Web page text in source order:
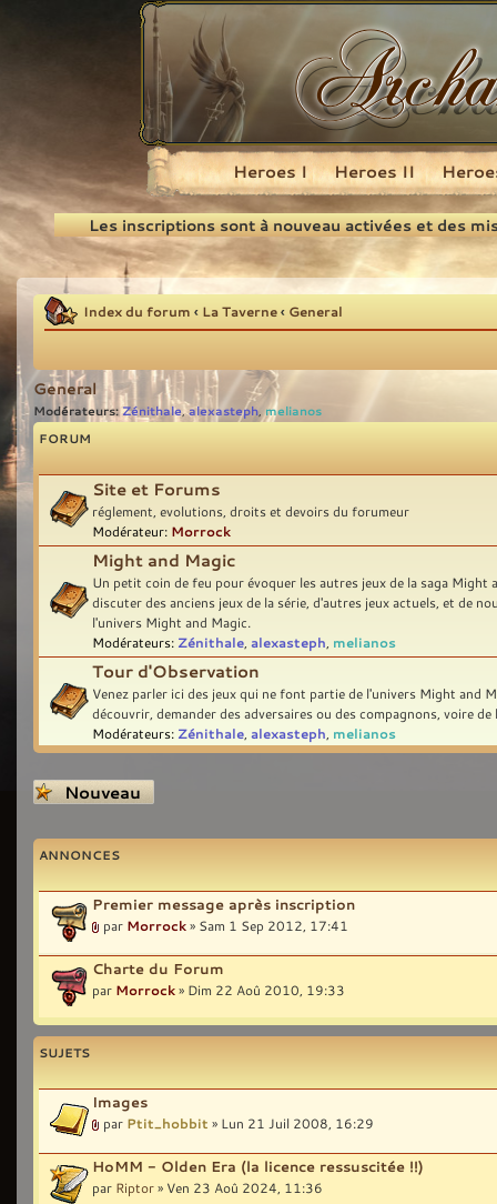
Recherche
Heroes I Heroes II
Les inscriptions sont à nouveau activées et des
Index du forum ‹ La Taverne‹ General
General
Modérateurs: Zénithale,alexasteph, melianos
FORUM
Site et Forums
réglement, evolutions, droits et devoirs du forumeur
Modérateur: Morrock
Might and Magic
Un petit coin de feu pour évoquer les autres jeux de la saga Might
discuter des anciens jeux de la série, d'autres jeux actuels, et de
l'univers Might and Magic.
Modérateurs: Zénithale alexasteph melianos
Tour d'Observation
Venez parler ici des jeux qui ne font partie de l'univers Might and
découvrir, demander des adversaires ou des compagnons, voire de
Modérateurs: Zénithale alexasteph melianos
Écrire un nouveau
sujet
ANNONCES
Premier message après inscription
par Morrock» Sam 1 Sep 2012, 17:41
Charte du Forum
par Morrock» Dim 22 Aoû 2010, 19:33
SUJETS
Images
par Ptit_hobbit » Lun 21 Juil 2008, 16:29
HoMM - Olden Era (la licence ressuscitée !!)
par Riptor» Ven 23 Aoû 2024, 11:36